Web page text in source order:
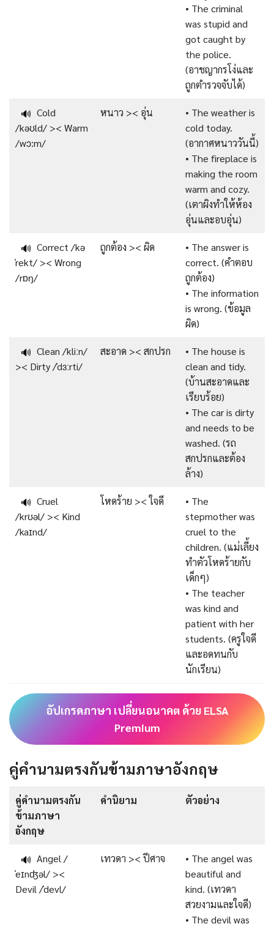
• The criminal
was stupid and
got caught by
the police.
(อาชญากรโง่และ
ถูกตำรวจจับได้)
🔊 Cold
/kəʊld/ >< Warm
/wɔ:m/
หนาว >< อุ่น
• The weather is
cold today.
(อากาศหนาววันนี้)
• The fireplace is
making the room
warm and cozy.
(เตาผิงทำให้ห้อง
อุ่นและอบอุ่น)
🔊 Correct /kə
ˈrekt/ >< Wrong
/rɒŋ/
ถูกต้อง >< ผิด
• The answer is
correct. (คำตอบ
ถูกต้อง)
• The information
is wrong. (ข้อมูล
ผิด)
🔊 Clean /kliːn/
>< Dirty /ˈdɜːrti/
สะอาด >< สกปรก
• The house is
clean and tidy.
(บ้านสะอาดและ
เรียบร้อย)
• The car is dirty
and needs to be
washed. (รถ
สกปรกและต้อง
ล้าง)
🔊 Cruel
/krʊəl/ >< Kind
/kaɪnd/
โหดร้าย >< ใจดี
• The
stepmother was
cruel to the
children. (แม่เลี้ยง
ทำตัวโหดร้ายกับ
เด็กๆ)
• The teacher
was kind and
patient with her
students. (ครูใจดี
และอดทนกับ
นักเรียน)
อัปเกรดภาษา เปลี่ยนอนาคต ด้วย ELSA
Premium
คู่คำนามตรงกันข้ามภาษาอังกฤษ
คู่คำนามตรงกัน
ข้ามภาษา
อังกฤษ
คำนิยาม ตัวอย่าง
🔊 Angel /
ˈeɪnʤəl/ ><
Devil /ˈdevl/
เทวดา >< ปีศาจ
• The angel was
beautiful and
kind. (เทวดา
สวยงามและใจดี)
• The devil was